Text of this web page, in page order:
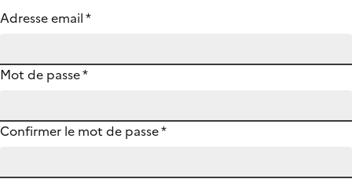
Adresse email*
Mot de passe*
Confirmer le mot de passe*